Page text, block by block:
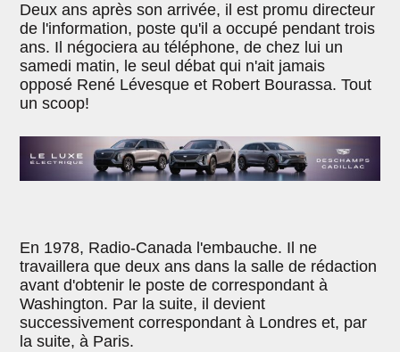
Deux ans après son arrivée, il est promu directeur
de l'information, poste qu'il a occupé pendant trois
ans. Il négociera au téléphone, de chez lui un
samedi matin, le seul débat qui n'ait jamais
opposé René Lévesque et Robert Bourassa. Tout
un scoop!
En 1978, Radio-Canada l'embauche. Il ne
travaillera que deux ans dans la salle de rédaction
avant d'obtenir le poste de correspondant à
Washington. Par la suite, il devient
successivement correspondant à Londres et, par
la suite, à Paris.